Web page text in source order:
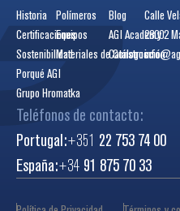
Historia
Certificaciones
Sostenibilidad
Porqué AGI
Grupo Hromatka
Polímeros
Equipos
Materiales de Construcción
Blog
AGI Academy
Catálogos
Calle
28002
Teléfonos de contacto:
Portugal:+351 22 753 74 00
España:+34 91 875 70 33